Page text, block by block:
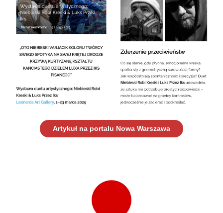
Artykuł na portalu Nowa Warszawa